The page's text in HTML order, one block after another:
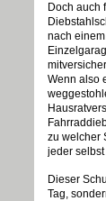
Doch auch
nach
Wenn also
zu welcher
jeder
Dieser
Tag,